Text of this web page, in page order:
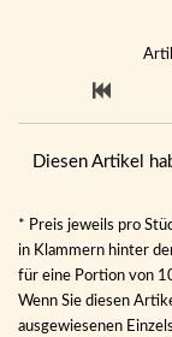
Diesen Artikel
* Preis jeweils pro
in Klammern hinter
für eine Portion von
Wenn Sie diesen
ausgewiesenen